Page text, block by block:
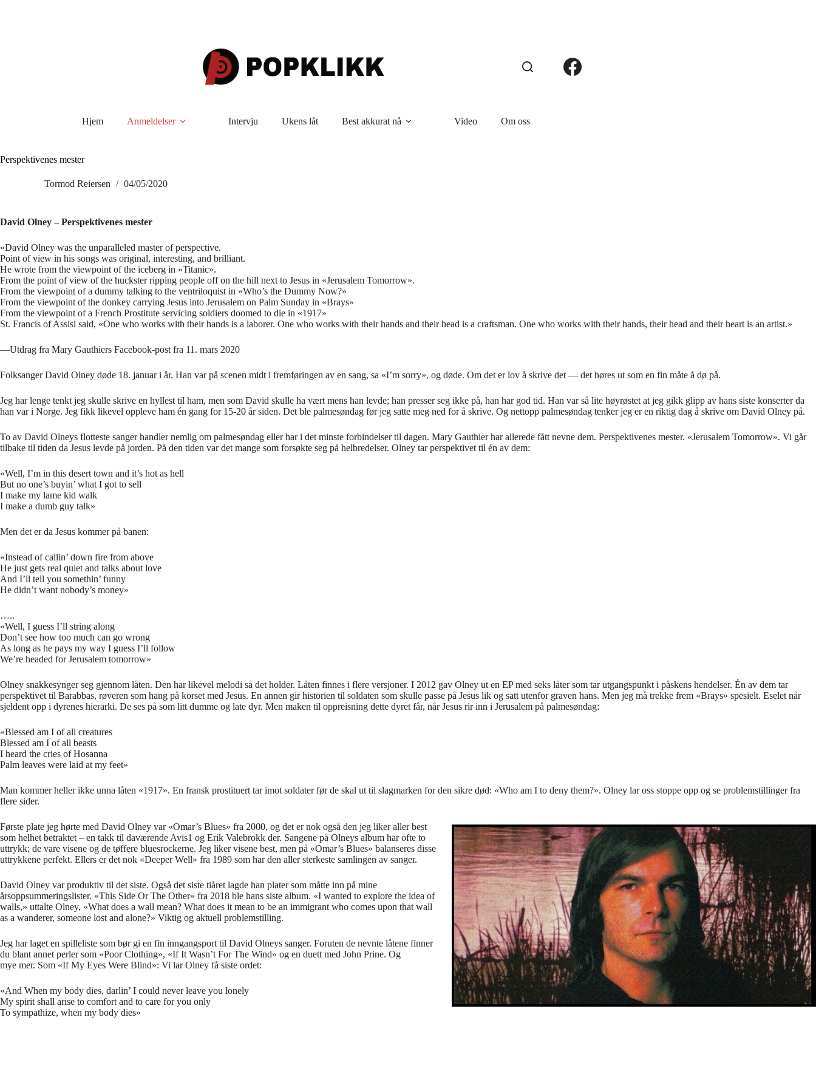
Hjem Anmeldelser Intervju Ukens låt Best akkurat nå Video Om oss
Perspektivenes mester
Tormod Reiersen 04/05/2020
David Olney– Perspektivenes mester
«David Olney was the unparalleled master of perspective.
Point of view in his songs was original, interesting, and brilliant.
He wrote from the viewpoint of the iceberg in «Titanic».
From the point of view of the huckster ripping people off on the hill next to Jesus in «Jerusalem Tomorrow».
From the viewpoint of a dummy talking to the ventriloquist in «Who’s the Dummy Now?»
From the viewpoint of the donkey carrying Jesus into Jerusalem on Palm Sunday in «Brays»
From the viewpoint of a French Prostitute servicing soldiers doomed to die in «1917»
St. Francis of Assisi said, «One who works with their hands is a laborer. One who works with their hands and their head is a craftsman. One who works with their hands, their head and their heart is an artist.»
—Utdrag fra Mary Gauthiers Facebook-post fra 11. mars 2020
Folksanger David Olney døde 18. januar i år. Han var på scenen midt i fremføringen av en sang, sa «I’m sorry», og døde. Om det er lov å skrive det — det høres ut som en fin måte å dø på.
Jeg har lenge tenkt jeg skulle skrive en hyllest til ham, men som David skulle ha vært mens han levde; han presser seg ikke på, han har god tid. Han var så lite høyrøstet at jeg gikk glipp av hans siste konserter da
han var i Norge. Jeg fikk likevel oppleve ham én gang for 15-20 år siden. Det ble palmesøndag før jeg satte meg ned for å skrive. Og nettopp palmesøndag tenker jeg er en riktig dag å skrive om David Olney på.
To av David Olneys flotteste sanger handler nemlig om palmesøndag eller har i det minste forbindelser til dagen. Mary Gauthier har allerede fått nevne dem. Perspektivenes mester. «Jerusalem Tomorrow». Vi går
tilbake til tiden da Jesus levde på jorden. På den tiden var det mange som forsøkte seg på helbredelser. Olney tar perspektivet til én av dem:
«Well, I’m in this desert town and it’s hot as hell
But no one’s buyin’ what I got to sell
I make my lame kid walk
I make a dumb guy talk»
Men det er da Jesus kommer på banen:
«Instead of callin’ down fire from above
He just gets real quiet and talks about love
And I’ll tell you somethin’ funny
He didn’t want nobody’s money»
…..
«Well, I guess I’ll string along
Don’t see how too much can go wrong
As long as he pays my way I guess I’ll follow
We’re headed for Jerusalem tomorrow»
Olney snakkesynger seg gjennom låten. Den har likevel melodi så det holder. Låten finnes i flere versjoner. I 2012 gav Olney ut en EP med seks låter som tar utgangspunkt i påskens hendelser. Én av dem tar
perspektivet til Barabbas, røveren som hang på korset med Jesus. En annen gir historien til soldaten som skulle passe på Jesus lik og satt utenfor graven hans. Men jeg må trekke frem «Brays» spesielt. Eselet når
sjeldent opp i dyrenes hierarki. De ses på som litt dumme og late dyr. Men maken til oppreisning dette dyret får, når Jesus rir inn i Jerusalem på palmesøndag:
«Blessed am I of all creatures
Blessed am I of all beasts
I heard the cries of Hosanna
Palm leaves were laid at my feet»
Man kommer heller ikke unna låten «1917». En fransk prostituert tar imot soldater før de skal ut til slagmarken for den sikre død: «Who am I to deny them?». Olney lar oss stoppe opp og se problemstillinger fra
flere sider.
Første plate jeg hørte med David Olney var «Omar’s Blues» fra 2000, og det er nok også den jeg liker aller best
som helhet betraktet – en takk til daværende Avis1 og Erik Valebrokk der. Sangene på Olneys album har ofte to
uttrykk; de vare visene og de tøffere bluesrockerne. Jeg liker visene best, men på «Omar’s Blues» balanseres disse
uttrykkene perfekt. Ellers er det nok «Deeper Well» fra 1989 som har den aller sterkeste samlingen av sanger.
David Olney var produktiv til det siste. Også det siste tiåret lagde han plater som måtte inn på mine
årsoppsummeringslister. «This Side Or The Other» fra 2018 ble hans siste album. «I wanted to explore the idea of
walls,» uttalte Olney, «What does a wall mean? What does it mean to be an immigrant who comes upon that wall
as a wanderer, someone lost and alone?» Viktig og aktuell problemstilling.
Jeg har laget en spilleliste som bør gi en fin inngangsport til David Olneys sanger. Foruten de nevnte låtene finner
du blant annet perler som «Poor Clothing», «If It Wasn’t For The Wind» og en duett med John Prine. Og
mye mer. Som «If My Eyes Were Blind»: Vi lar Olney få siste ordet:
«And When my body dies, darlin’ I could never leave you lonely
My spirit shall arise to comfort and to care for you only
To sympathize, when my body dies»